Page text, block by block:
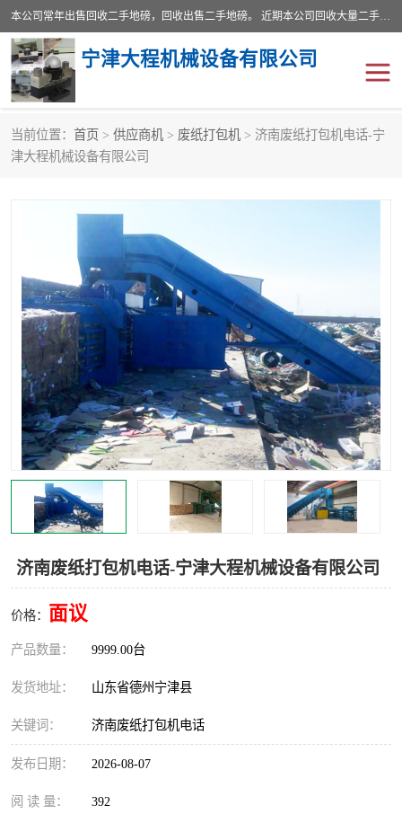
本公司常年出售回收二手地磅，回收出售二手地磅。 近期本公司回收大量二手地磅，型号齐全，宽度从2米到3.5米，长度5米到25米，承重吨位从10到200吨，成色7—9成新。 ? 使用年限6个月至2年，产品来源于个人闲置品，工矿企业停用品，因小换大而来。 精准度和新的一样， 二手地磅是内行人的选择，打个电话就省钱朋友您好等什么
宁津大程机械设备有限公司
当前位置： 首页 > 供应商机 > 废纸打包机 > 济南废纸打包机电话-宁
津大程机械设备有限公司
济南废纸打包机电话-宁津大程机械设备有限公司
价格： 面议
产品数量： 9999.00台
发货地址： 山东省德州宁津县
关键词： 济南废纸打包机电话
发布日期： 2026-08-07
阅 读 量： 392
地磅
废纸打包机
装载机电子秤 输送机
半自动输送机 全自动输送机
冷却塔 食品螺旋塔
撕碎机 木材撕碎机
塑料撕碎机 金属撕碎机